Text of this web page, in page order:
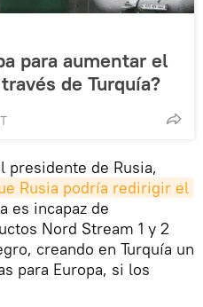
para aumentar el
de Turquía?
presidente de Rusia,
Rusia podría redirigir el
es incapaz de
Nord Stream 1 y 2
creando en Turquía un
para Europa, si los